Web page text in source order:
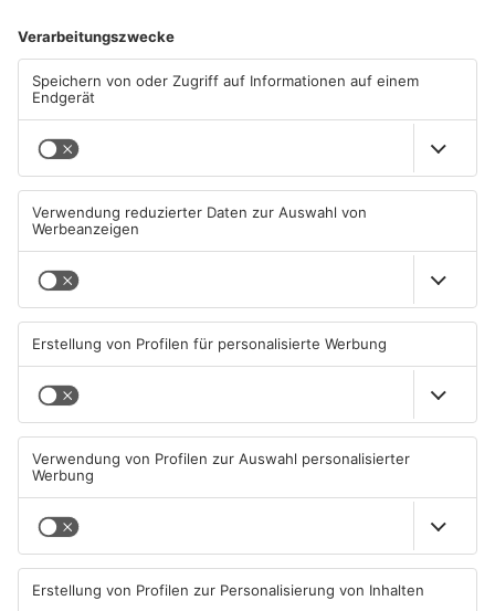
Primaveraland
Diese Maislabyrinthe im
Primaveraland haben schon
geöffnet
08.08.2026, 09:45 UHR IN
PRIMAVERALAND
TOPNEWS
Ferienende: ADAC erwartet
Stau-Wochenende im
Primaveraland
08.08.2026, 09:39 UHR IN